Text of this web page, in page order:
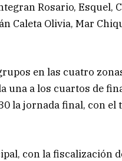
Rosario,
Caleta Olivia, Mar
en las cuatro
una a los cuartos de
la jornada final, con el
con la fiscalización